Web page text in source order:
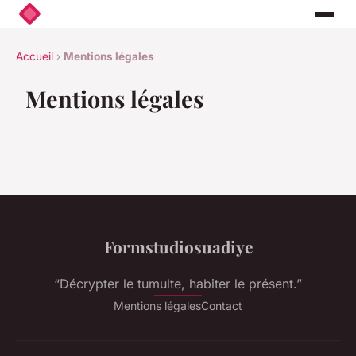
Accueil › Mentions légales
Mentions légales
Formstudiosuadiye
“Décrypter le tumulte, habiter le présent.”
Mentions légalesContact